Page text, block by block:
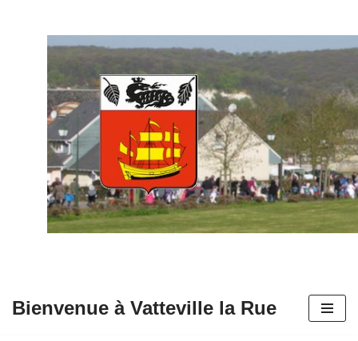
contenu
Bienvenue à Vatteville la Rue